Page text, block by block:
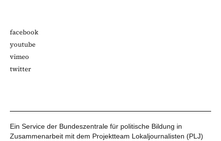
facebook
youtube
vimeo
twitter
Ein Service der Bundeszentrale für politische Bildung in
Zusammenarbeit mit dem Projektteam Lokaljournalisten (PLJ)